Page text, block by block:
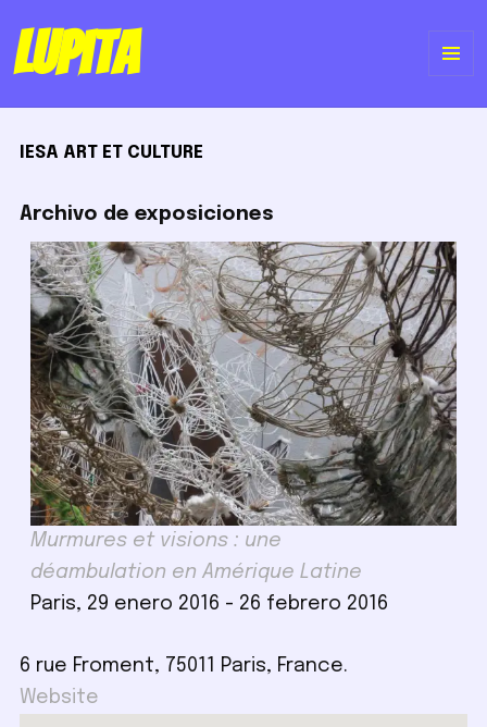
Lupita
IESA ART ET CULTURE
Archivo de exposiciones
Murmures et visions : une
déambulation en Amérique Latine
Paris, 29 enero 2016 - 26 febrero 2016
6 rue Froment, 75011 Paris, France.
Website